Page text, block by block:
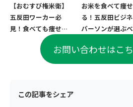
おくべき最強の遅夜
ご飯
おくべき最強の間
食・おやつ
【おむすび権米衛】
五反田ワーカー必
見！食べても痩せる
「最強のダイエット
メニュー」厳選リス
お米を食べて痩せ
る！五反田ビジ
パーソンが選ぶ
おにぎり具材」
お問い合わせはこ
この記事をシェア